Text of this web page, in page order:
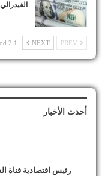
الفيدرالي
NEXT
1 od 2 |
أحدث الأخبار
رئيس اقتصادية